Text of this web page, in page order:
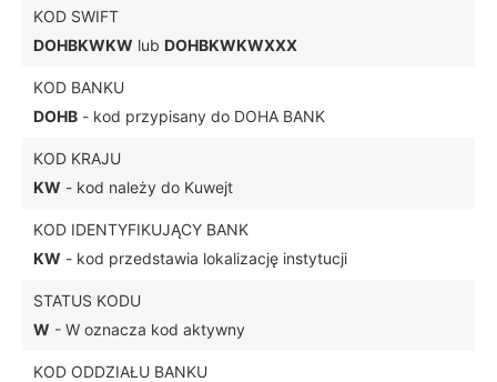
KOD SWIFT
DOHBKWKW lub DOHBKWKWXXX
KOD BANKU
DOHB - kod przypisany do DOHA BANK
KOD KRAJU
KW - kod należy do Kuwejt
KOD IDENTYFIKUJĄCY BANK
KW - kod przedstawia lokalizację instytucji
STATUS KODU
W - W oznacza kod aktywny
KOD ODDZIAŁU BANKU